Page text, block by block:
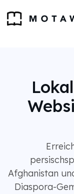
Afghanistan
Diaspora-